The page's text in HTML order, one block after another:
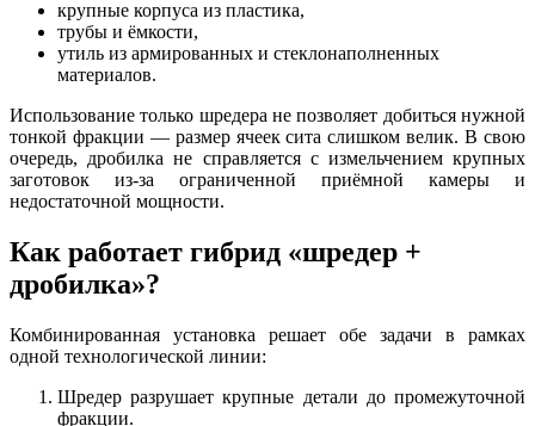
крупные корпуса из пластика,
трубы и ёмкости,
утиль из армированных и стеклонаполненных
материалов.
Использование только шредера не позволяет добиться нужной
тонкой фракции — размер ячеек сита слишком велик. В свою
очередь, дробилка не справляется с измельчением крупных
заготовок из-за ограниченной приёмной камеры и
недостаточной мощности.
Как работает гибрид «шредер +
дробилка»?
Комбинированная установка решает обе задачи в рамках
одной технологической линии:
Шредер разрушает крупные детали до промежуточной
фракции.